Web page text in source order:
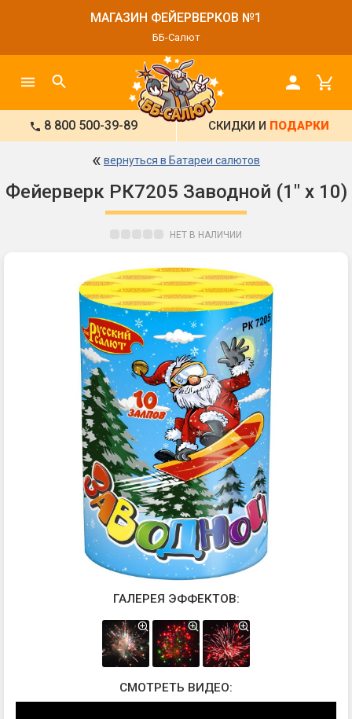
МАГАЗИН ФЕЙЕРВЕРКОВ №1
ББ-Салют
8 800 500-39-89 СКИДКИ И ПОДАРКИ
« вернуться в Батареи салютов
Фейерверк РК7205 Заводной (1" x 10)
НЕТ В НАЛИЧИИ
ГАЛЕРЕЯ ЭФФЕКТОВ:
СМОТРЕТЬ ВИДЕО: